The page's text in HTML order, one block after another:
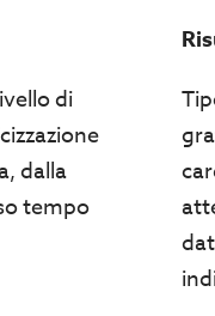
di
dalla
tempo